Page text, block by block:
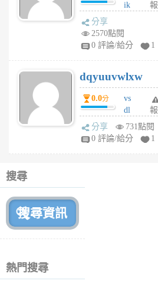
ik
tu
6
個
月
前
報
分享
2570點閱
0 評論/給分
1
dqyuuvwlxw
0.0分
vs
dl
sq
fy
報
分享
731點閱
0 評論/給分
1
搜尋
熱門搜尋